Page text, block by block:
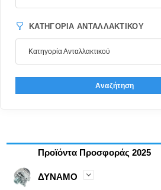
ΚΑΤΗΓΟΡΊΑ ΑΝΤΑΛΛΑΚΤΙΚΟΎ
Κατηγορία Ανταλλακτικού
Αναζήτηση
Προϊόντα Προσφοράς 2025
ΔΥΝΑΜΟ